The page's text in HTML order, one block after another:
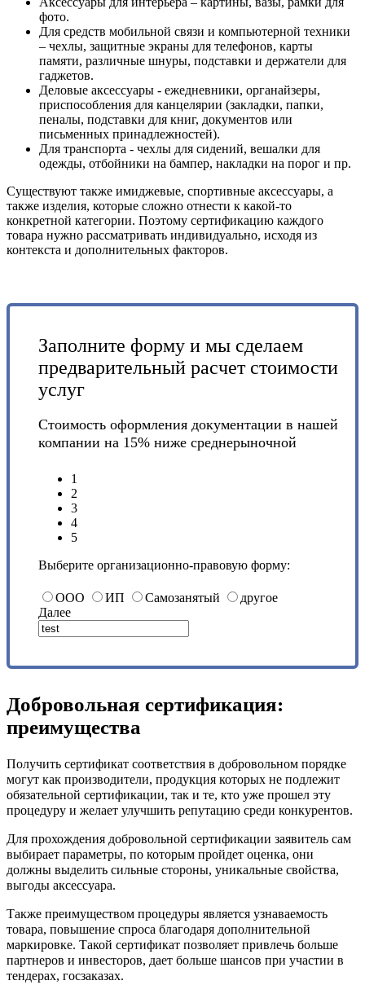
фото.
Для средств мобильной связи и компьютерной техники
– чехлы, защитные экраны для телефонов, карты
памяти, различные шнуры, подставки и держатели для
гаджетов.
Деловые аксессуары - ежедневники, органайзеры,
приспособления для канцелярии (закладки, папки,
пеналы, подставки для книг, документов или
письменных принадлежностей).
Для транспорта - чехлы для сидений, вешалки для
одежды, отбойники на бампер, накладки на порог и пр.
Существуют также имиджевые, спортивные аксессуары, а
также изделия, которые сложно отнести к какой-то
конкретной категории. Поэтому сертификацию каждого
товара нужно рассматривать индивидуально, исходя из
контекста и дополнительных факторов.
Заполните форму и мы сделаем
предварительный расчет стоимости
услуг
Стоимость оформления документации в нашей
компании на 15% ниже среднерыночной
1
2
3
4
5
Выберите организационно-правовую форму:
ООО ИП Самозанятый
другое
Далее
Добровольная сертификация:
преимущества
Получить сертификат соответствия в добровольном порядке
могут как производители, продукция которых не подлежит
обязательной сертификации, так и те, кто уже прошел эту
процедуру и желает улучшить репутацию среди конкурентов.
Для прохождения добровольной сертификации заявитель сам
выбирает параметры, по которым пройдет оценка, они
должны выделить сильные стороны, уникальные свойства,
выгоды аксессуара.
Также преимуществом процедуры является узнаваемость
товара, повышение спроса благодаря дополнительной
маркировке. Такой сертификат позволяет привлечь больше
партнеров и инвесторов, дает больше шансов при участии в
тендерах, госзаказах.